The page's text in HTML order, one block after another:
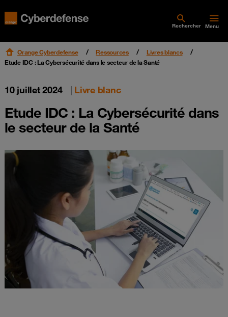
Rechercher Menu
Orange Cyberdefense Ressources
Livres blancs
Etude IDC : La Cybersécurité dans le secteur de la Santé
10 juillet 2024 | Livre blanc
Etude IDC : La Cybersécurité dans
le secteur de la Santé